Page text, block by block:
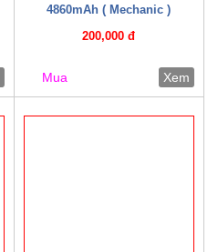
4860mAh ( Mechanic )
200,000 đ
Mua Xem